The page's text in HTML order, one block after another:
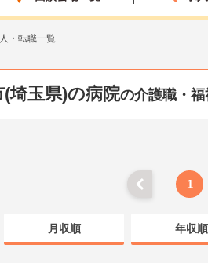
・転職一覧
(埼玉県)の病院の介護職・
1
月収順 年収順